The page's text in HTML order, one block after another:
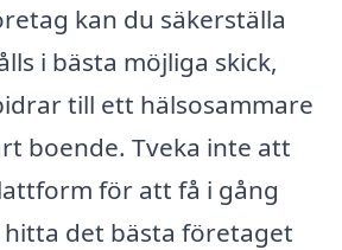
kan du säkerställa
i bästa möjliga skick,
till ett hälsosammare
boende. Tveka inte att
för att få i gång
hitta det bästa företaget